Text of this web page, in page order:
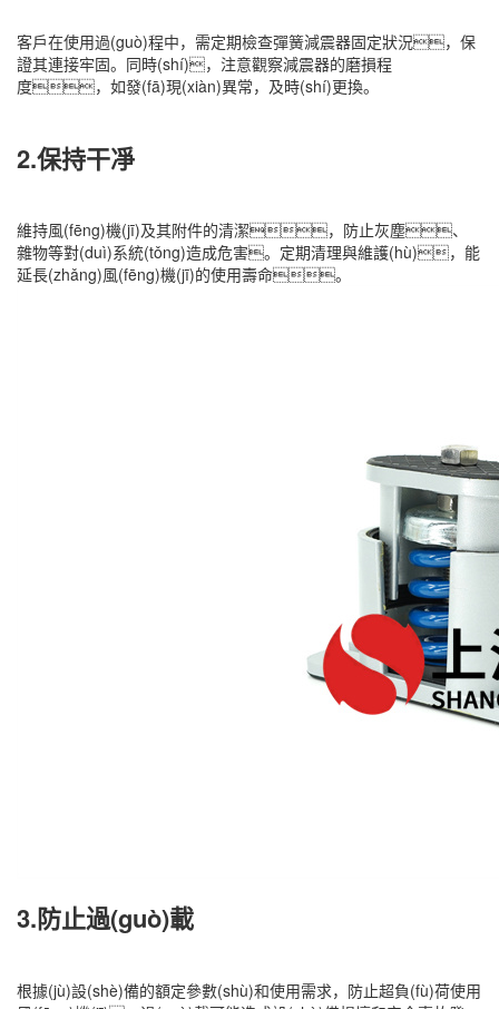
客戶在使用過(guò)程中，需定期檢查彈簧減震器固定狀況，保
證其連接牢固。同時(shí)，注意觀察減震器的磨損程
度，如發(fā)現(xiàn)異常，及時(shí)更換。
2.保持干凈
維持風(fēng)機(jī)及其附件的清潔，防止灰塵、
雜物等對(duì)系統(tǒng)造成危害。定期清理與維護(hù)，能
延長(zhǎng)風(fēng)機(jī)的使用壽命。
3.防止過(guò)載
根據(jù)設(shè)備的額定參數(shù)和使用需求，防止超負(fù)荷使用